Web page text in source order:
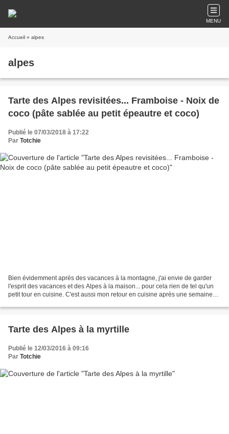
MENU
Accueil » alpes
alpes
Tarte des Alpes revisitées... Framboise - Noix de
coco (pâte sablée au petit épeautre et coco)
Publié le 07/03/2018 à 17:22
Par Totchie
Bien évidemment après des vacances à la montagne, j'ai envie de garder
l'esprit des vacances et des Alpes à la maison... pour cela rien de tel qu'un
petit tour en cuisine. C'est aussi mon retour en cuisine après une semaine
Tarte des Alpes à la myrtille
Publié le 12/03/2016 à 09:16
Par Totchie